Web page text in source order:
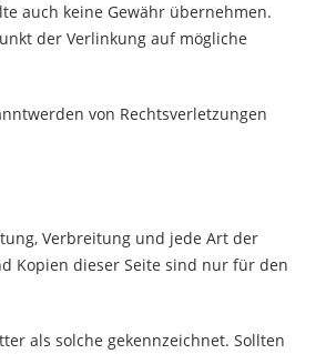
auch keine Gewähr übernehmen.
der Verlinkung auf mögliche
von Rechtsverletzungen
Verbreitung und jede Art der
Kopien dieser Seite sind nur für den
als solche gekennzeichnet. Sollten